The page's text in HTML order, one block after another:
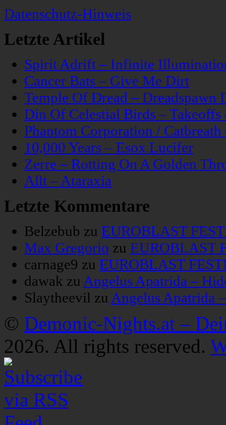
Datenschutz-Hinweis
Letzte Artikel
Spirit Adrift – Infinite
Cancer Bats – Give Me Dirt
Temple Of Dread – Dreadspawn
Din Of Celestial Birds –
Phantom Corporation /
10,000 Years – Esox Lucifer
Zerre – Rotting On A Golden
Allt – Ataraxia
Letzte Kommentare
Belzebub zu EUROBLAST
Max Gregorio zu EUROBLAST
carnage9 zu EUROBLAST
dawak zuAngelus Apatrida –
Slaytheevil zuAngelus Apatrida
© Demonic-Nights.at –
2026. All rights reserved.